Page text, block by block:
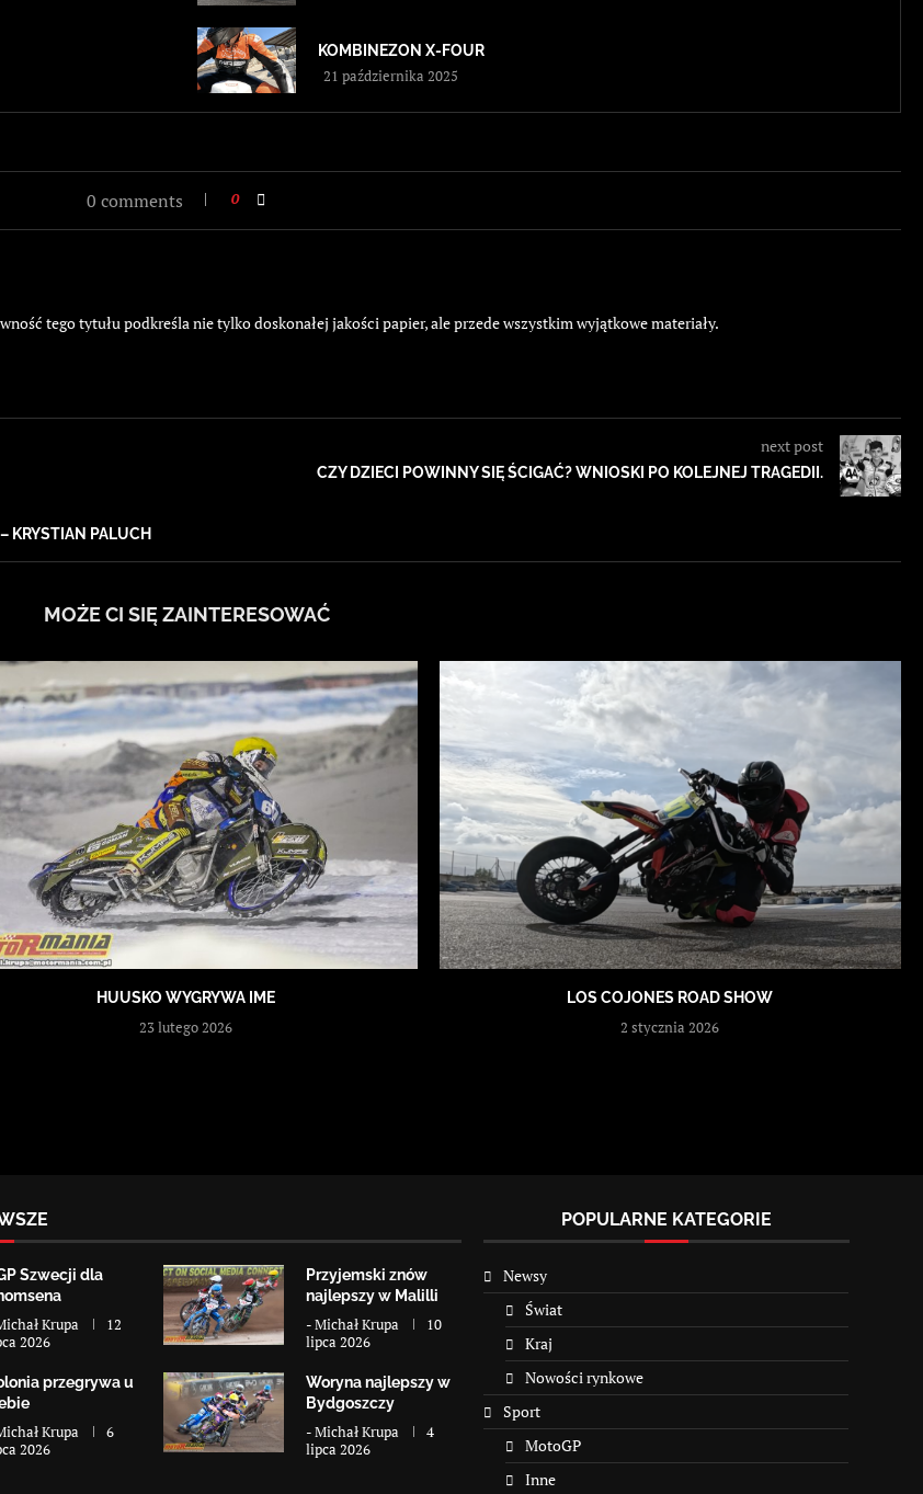
KOMBINEZON X-FOUR
21 października 2025
0 comments 0
tego tytułu podkreśla nie tylko doskonałej jakości papier, ale przede wszystkim wyjątkowe materiały.
KRYSTIAN PALUCH
next post
CZY DZIECI POWINNY SIĘ ŚCIGAĆ? WNIOSKI PO KOLEJNEJ TRAGEDII.
MOŻE CI SIĘ ZAINTERESOWAĆ
HUUSKO WYGRYWA IME
23 lutego 2026
LOS COJONES ROAD SHOW
2 stycznia 2026
Szwecji dla
Krupa
12
2026
Przyjemski znów
najlepszy w Malilli
-Michał Krupa
10
lipca 2026
przegrywa u
Krupa
6
2026
Woryna najlepszy w
Bydgoszczy
-Michał Krupa
4
lipca 2026
POPULARNE KATEGORIE
Newsy
Świat
Kraj
Nowości rynkowe
Sport
MotoGP
Inne